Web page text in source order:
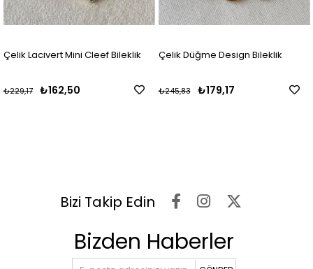
Çelik Lacivert Mini Cleef Bileklik
₺162,50
₺229,17
Çelik Düğme Design Bileklik
₺179,17
₺245,83
Bizi Takip Edin
Bizden Haberler